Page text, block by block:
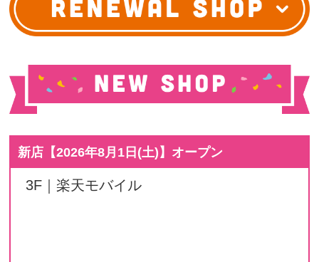
新店【2026年8月1日(土) 】オープン
3F｜楽天モバイル